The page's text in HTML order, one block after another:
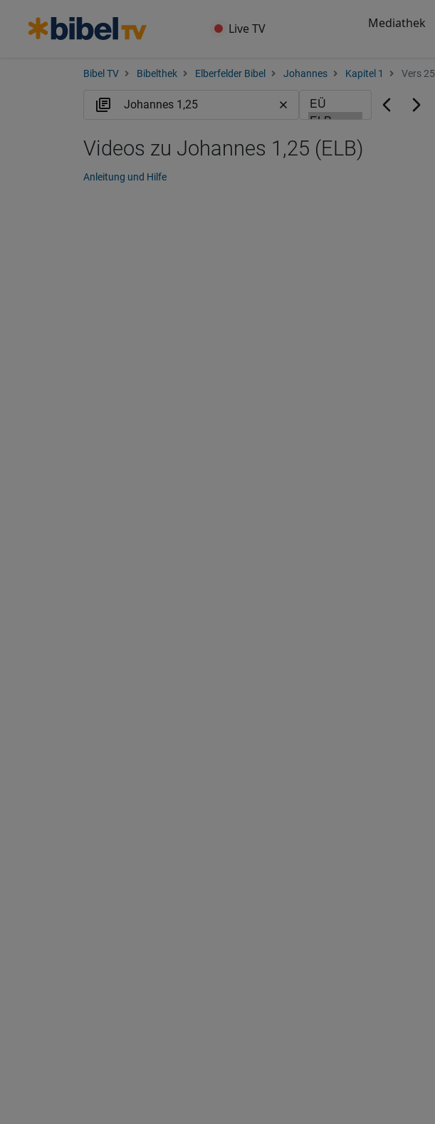
Live TV Mediathek
Bibel TV Bibelthek Elberfelder Bibel Johannes Kapitel 1 Vers 25
Videos zu Johannes 1,25 (ELB)
Anleitung und Hilfe